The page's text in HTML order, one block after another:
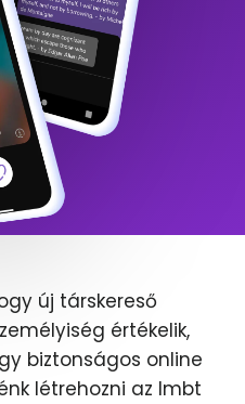
új társkereső
értékelik,
biztonságos online
létrehozni az lmbt